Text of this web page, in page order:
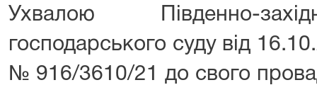
Ухвалою Південно-
господарського суду від
№ 916/3610/21 до свого